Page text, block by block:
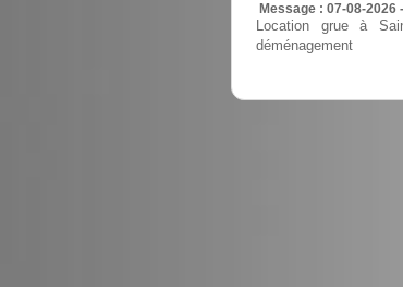
Message : 07-08-2026
Location grue à
déménagement